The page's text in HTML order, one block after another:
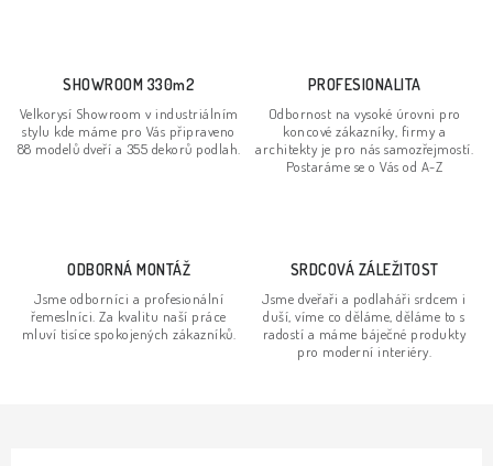
v
y
á
n
SHOWROOM 330m2
Velkorysí Showroom v industriálním
stylu kde máme pro Vás připraveno
88 modelů dveří a 355 dekorů podlah.
PROFESIONALITA
Odbornost na vysoké úrovni pro
koncové zákazníky, firmy a
architekty je pro nás samozřejmostí.
Postaráme se o Vás od A-Z
ODBORNÁ MONTÁŽ
Jsme odborníci a profesionální
řemeslníci. Za kvalitu naší práce
mluví tisíce spokojených zákazníků.
SRDCOVÁ ZÁLEŽITOST
Jsme dveřaři a podlaháři srdcem i
duší, víme co děláme, děláme to s
radostí a máme báječné produkty
pro moderní interiéry.